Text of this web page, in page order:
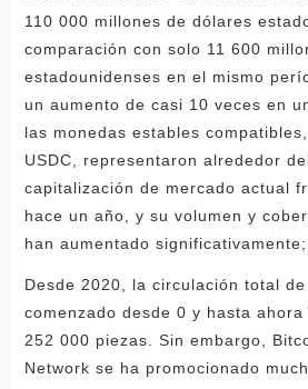
110 000 millones de dólares
comparación con solo 11 600
estadounidenses en el mismo
un aumento de casi 10 veces en
las monedas estables
USDC, representaron alrededor
capitalización de mercado actual
hace un año, y su volumen y
han aumentado significativamente;
Desde 2020, la circulación total
comenzado desde 0 y hasta
252 000 piezas. Sin embargo,
Network se ha promocionado